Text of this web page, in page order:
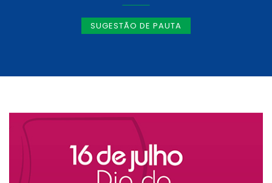
SUGESTÃO DE PAUTA